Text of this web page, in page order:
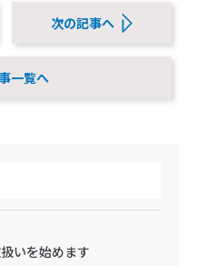
一覧へ
次の記事へ
いを始めます